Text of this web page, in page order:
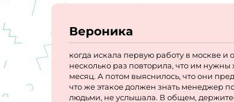
Вероника
когда искала первую работу в москве
несколько раз повторила, что им
месяц. А потом выяснилось, что они
что же этакое должен знать менеджер
людьми, не услышала. В общем,